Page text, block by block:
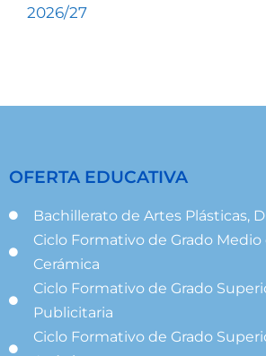
2026/27
OFERTA EDUCATIVA
Bachillerato de Artes Plásticas,
Ciclo Formativo de Grado
Cerámica
Ciclo Formativo de Grado
Publicitaria
Ciclo Formativo de Grado